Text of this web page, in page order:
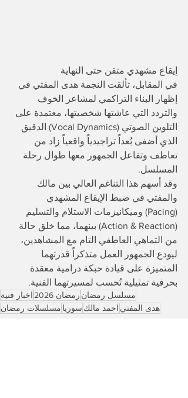
​إيقاع مشهدي متقن حتى النهاية
في المقابل، تألقت النجمة هدى المفتي في
إظهار البناء التراكمي لمشاعر الخوف
والتردد التي عاشتها شخصيتها، معتمدة على
التلوين الصوتي (Vocal Dynamics) الدقيق
الذي أضفى بُعداً تراجيدياً واقعياً زاد من
تعاطف وتفاعل الجمهور معها طوال رحلة
المسلسل.
​وقد أسهم هذا التناغم العالي بين مالك
والمفتي في ضبط الإيقاع المشهدي
(Pacing) وميكانيزمات الاستلام والتسليم
(Action & Reaction) بينهما، مما خلق حالة
من التماهي العاطفي التام مع المشاهدين،
ليودع الجمهور العمل متذكراً قدرتهما
المتميزة على قيادة حبكة درامية معقدة
بحرفية تمثيلية تُحسب لمسيرتهما الفنية.
اخبار فنية رمضان 2026 مسلسل رمضان
مسلسلات رمضان سوريا احمد مالك هدى المفتي